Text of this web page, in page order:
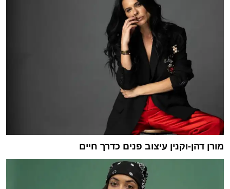
מורן דהן-וקנין עיצוב פנים כדרך חיים